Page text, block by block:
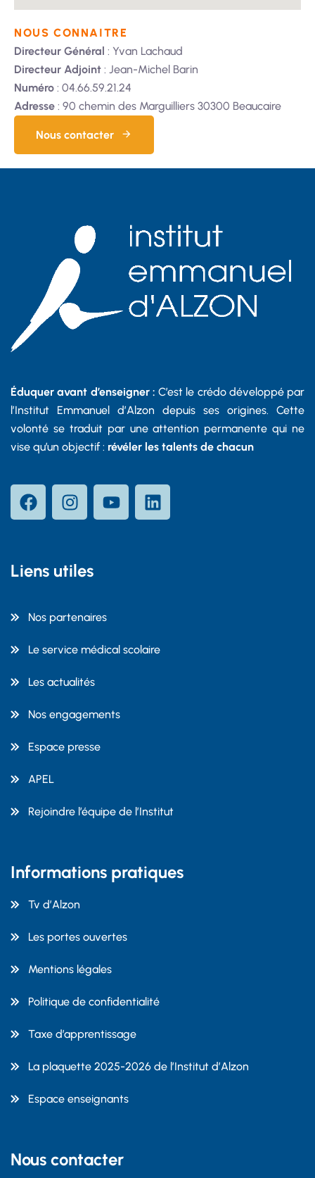
NOUS CONNAITRE
Directeur Général : Yvan Lachaud
Directeur Adjoint : Jean-Michel Barin
Numéro : 04.66.59.21.24
Adresse : 90 chemin des Marguilliers 30300 Beaucaire
Nous contacter
Éduquer avant d’enseigner : C’est le crédo développé par
l’Institut Emmanuel d’Alzon depuis ses origines. Cette
volonté se traduit par une attention permanente qui ne
vise qu’un objectif : révéler les talents de chacun
Liens utiles
Nos partenaires
Le service médical scolaire
Les actualités
Nos engagements
Espace presse
APEL
Rejoindre l’équipe de l’Institut
Informations pratiques
Tv d’Alzon
Les portes ouvertes
Mentions légales
Politique de confidentialité
Taxe d’apprentissage
La plaquette 2025-2026 de l’Institut d’Alzon
Espace enseignants
Nous contacter